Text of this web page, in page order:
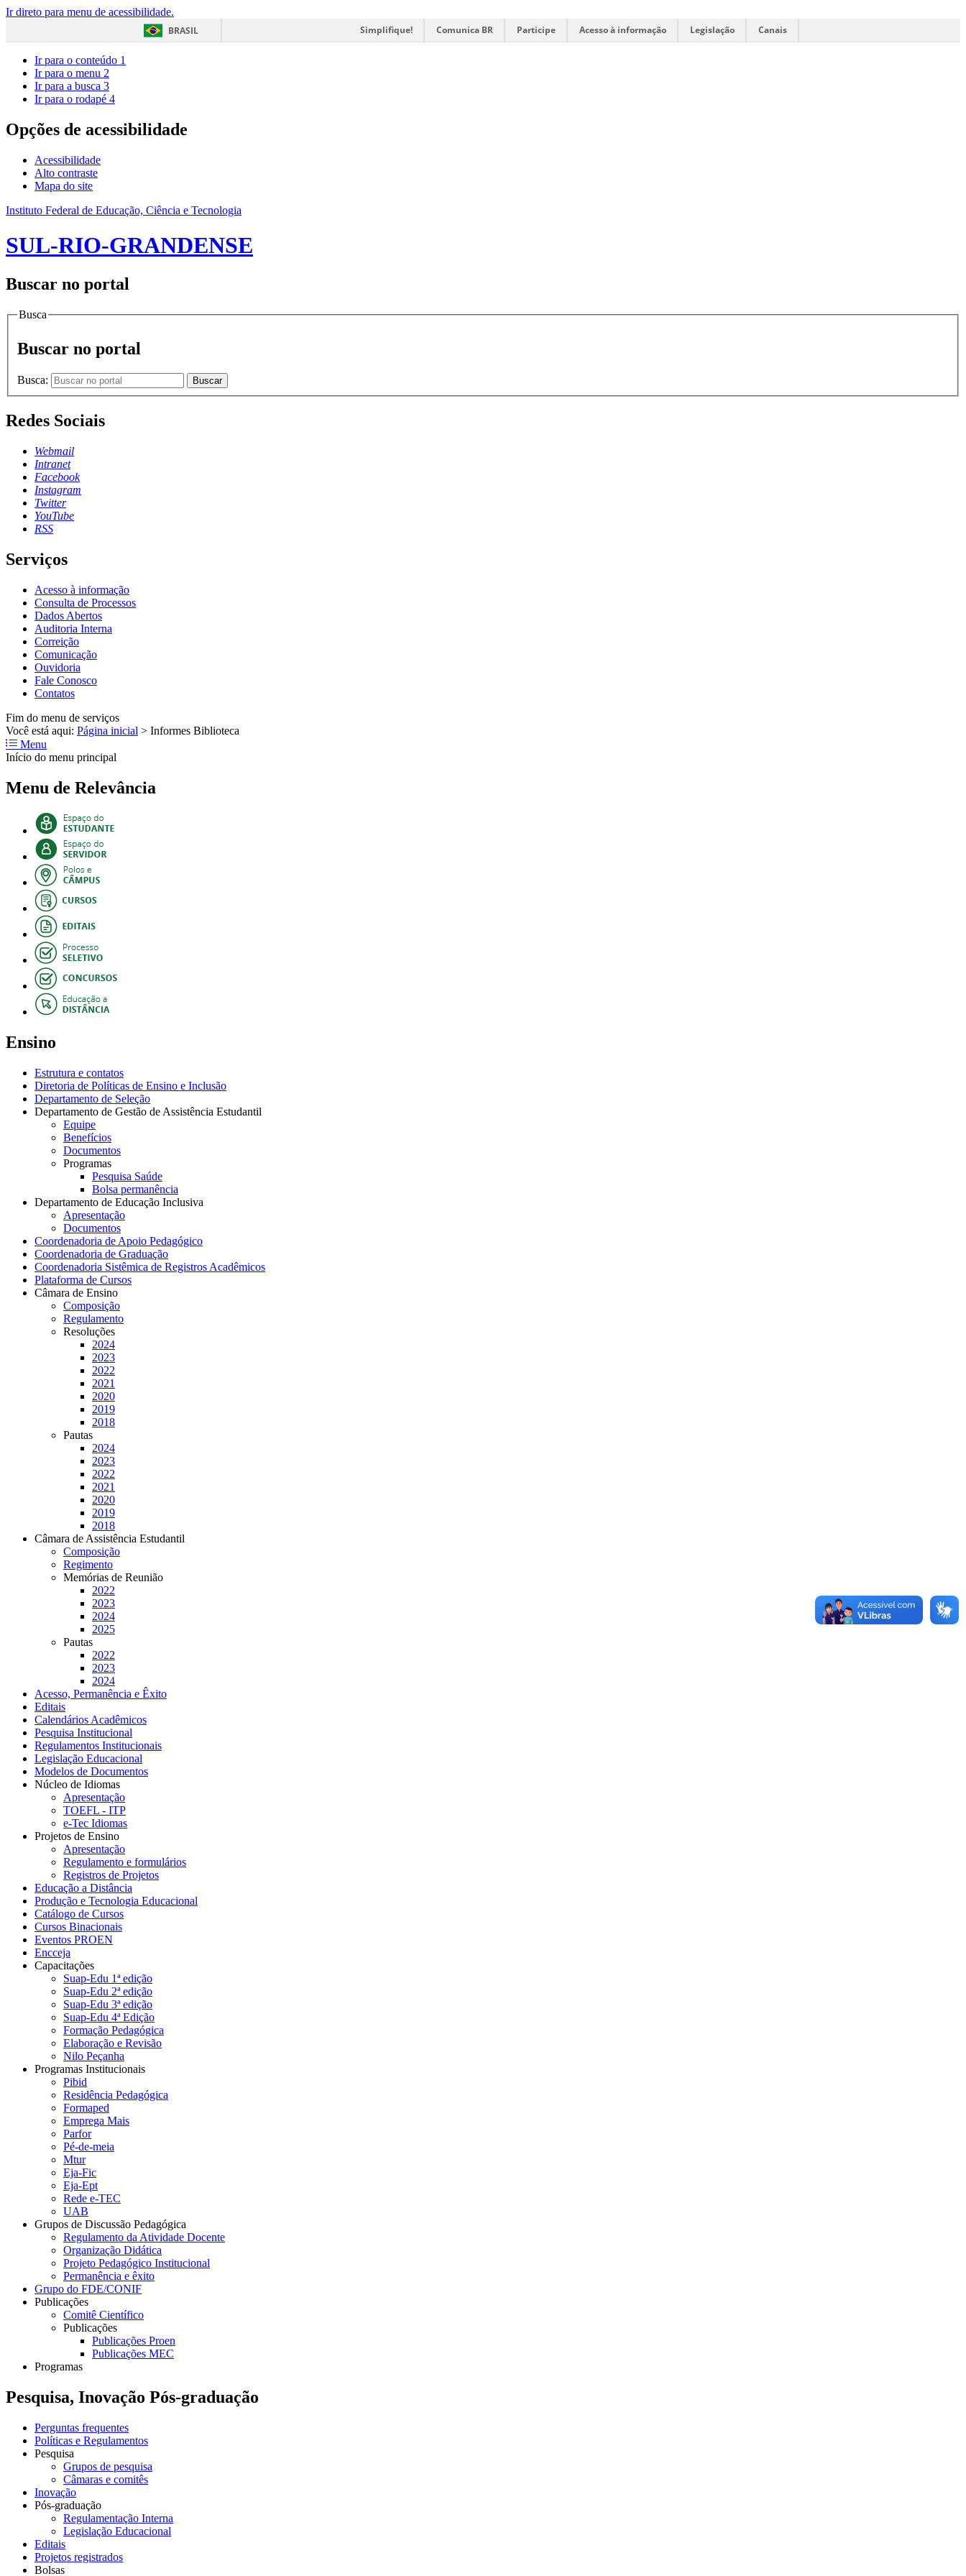
Ir direto para menu de acessibilidade.
BRASIL
Simplifique! Comunica BR Participe Acesso à informação Legislação Canais
Ir para o conteúdo 1
Ir para o menu 2
Ir para a busca 3
Ir para o rodapé 4
Opções de acessibilidade
Acessibilidade
Alto contraste
Mapa do site
Instituto Federal de Educação, Ciência e Tecnologia
SUL-RIO-GRANDENSE
Buscar no portal
Busca
Buscar no portal
Busca: Buscar
Redes Sociais
Webmail
Intranet
Facebook
Instagram
Twitter
YouTube
RSS
Serviços
Acesso à informação
Consulta de Processos
Dados Abertos
Auditoria Interna
Correição
Comunicação
Ouvidoria
Fale Conosco
Contatos
Fim do menu de serviços
Você está aqui: Página inicial > Informes Biblioteca
Menu
Início do menu principal
Menu de Relevância
Ensino
Estrutura e contatos
Diretoria de Políticas de Ensino e Inclusão
Departamento de Seleção
Departamento de Gestão de Assistência Estudantil
Equipe
Benefícios
Documentos
Programas
Pesquisa Saúde
Bolsa permanência
Departamento de Educação Inclusiva
Apresentação
Documentos
Coordenadoria de Apoio Pedagógico
Coordenadoria de Graduação
Coordenadoria Sistêmica de Registros Acadêmicos
Plataforma de Cursos
Câmara de Ensino
Composição
Regulamento
Resoluções
2024
2023
2022
2021
2020
2019
2018
Pautas
2024
2023
2022
2021
2020
2019
2018
Câmara de Assistência Estudantil
Composição
Regimento
Memórias de Reunião
2022
2023
2024
2025
Pautas
2022
2023
2024
Acesso, Permanência e Êxito
Editais
Calendários Acadêmicos
Pesquisa Institucional
Regulamentos Institucionais
Legislação Educacional
Modelos de Documentos
Núcleo de Idiomas
Apresentação
TOEFL - ITP
e-Tec Idiomas
Projetos de Ensino
Apresentação
Regulamento e formulários
Registros de Projetos
Educação a Distância
Produção e Tecnologia Educacional
Catálogo de Cursos
Cursos Binacionais
Eventos PROEN
Encceja
Capacitações
Suap-Edu 1ª edição
Suap-Edu 2ª edição
Suap-Edu 3ª edição
Suap-Edu 4ª Edição
Formação Pedagógica
Elaboração e Revisão
Nilo Peçanha
Programas Institucionais
Pibid
Residência Pedagógica
Formaped
Emprega Mais
Parfor
Pé-de-meia
Mtur
Eja-Fic
Eja-Ept
Rede e-TEC
UAB
Grupos de Discussão Pedagógica
Regulamento da Atividade Docente
Organização Didática
Projeto Pedagógico Institucional
Permanência e êxito
Grupo do FDE/CONIF
Publicações
Comitê Científico
Publicações
Publicações Proen
Publicações MEC
Programas
Pesquisa, Inovação Pós-graduação
Perguntas frequentes
Políticas e Regulamentos
Pesquisa
Grupos de pesquisa
Câmaras e comitês
Inovação
Pós-graduação
Regulamentação Interna
Legislação Educacional
Editais
Projetos registrados
Bolsas